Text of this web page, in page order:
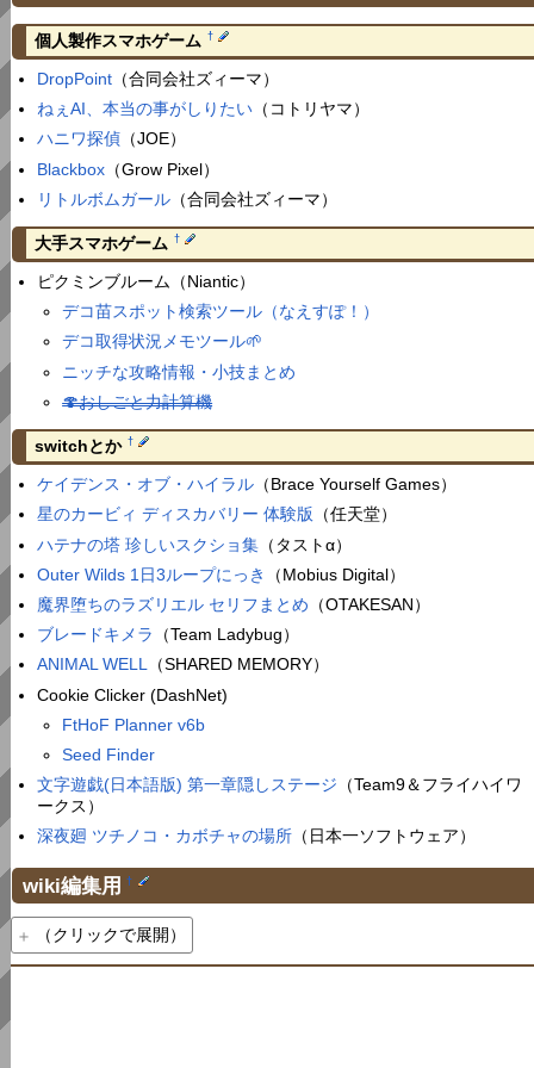
個人製作スマホゲーム †
DropPoint（合同会社ズィーマ）
ねぇAI、本当の事がしりたい（コトリヤマ）
ハニワ探偵（JOE）
Blackbox（Grow Pixel）
リトルボムガール（合同会社ズィーマ）
大手スマホゲーム †
ピクミンブルーム（Niantic）
デコ苗スポット検索ツール（なえすぽ！）
デコ取得状況メモツール🌱
ニッチな攻略情報・小技まとめ
🍄おしごと力計算機
switchとか †
ケイデンス・オブ・ハイラル（Brace Yourself Games）
星のカービィ ディスカバリー 体験版 （任天堂）
ハテナの塔 珍しいスクショ集（タストα）
Outer Wilds 1日3ループにっき
（Mobius Digital）
魔界堕ちのラズリエル セリフまとめ （OTAKESAN）
ブレードキメラ （Team Ladybug）
ANIMAL WELL（SHARED MEMORY）
Cookie Clicker (DashNet)
FtHoF Planner v6b
Seed Finder
文字遊戯(日本語版) 第一章隠しステージ （Team9＆フライハイワ
ークス）
深夜廻 ツチノコ・カボチャの場所（日本一ソフトウェア）
wiki編集用 †
（クリックで展開）